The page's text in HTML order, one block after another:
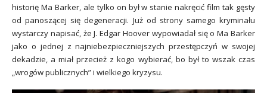
historię Ma Barker, ale tylko on był w stanie nakręcić film tak gęsty
od panoszącej się degeneracji. Już od strony samego kryminału
wystarczy napisać, że J. Edgar Hoover wypowiadał się o Ma Barker
jako o jednej z najniebezpieczniejszych przestępczyń w swojej
dekadzie, a miał przecież z kogo wybierać, bo był to wszak czas
„wrogów publicznych” i wielkiego kryzysu.